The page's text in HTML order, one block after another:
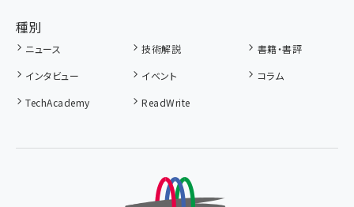
種別
ニュース 技術解説
書籍・書評
インタビュー
イベント
コラム
TechAcademy
ReadWrite